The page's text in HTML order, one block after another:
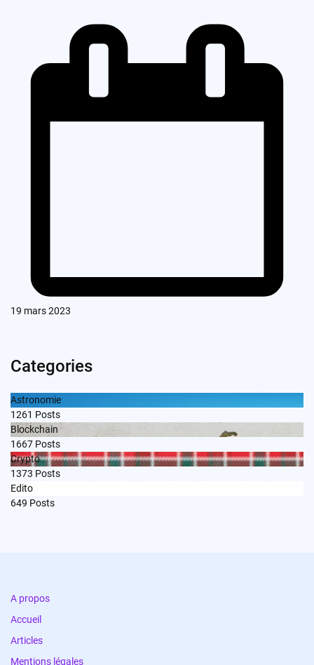
19 mars 2023
Categories
Astronomie
1261 Posts
Blockchain
1667 Posts
Crypto
1373 Posts
Edito
649 Posts
A propos
Accueil
Articles
Mentions légales